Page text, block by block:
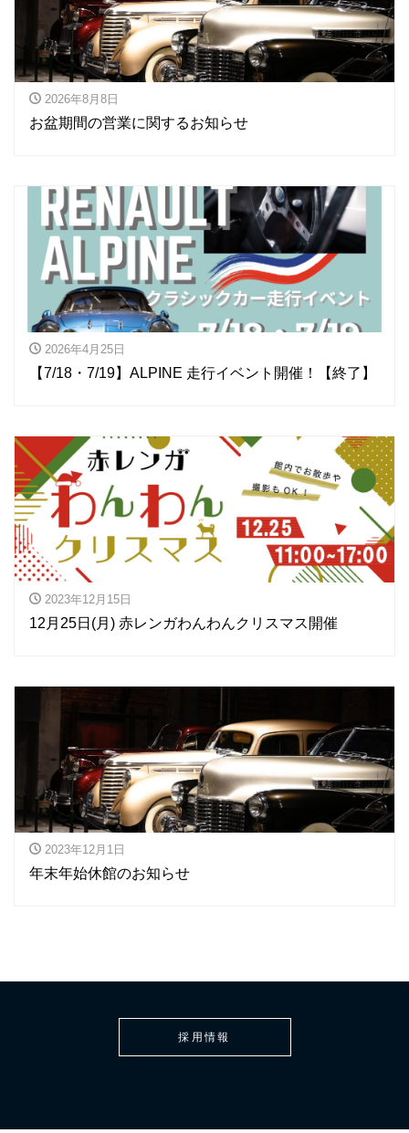
2026年8月8日
お盆期間の営業に関するお知らせ
2026年4月25日
【7/18・7/19】ALPINE 走行イベント開催！【終了】
2023年12月15日
12月25日(月) 赤レンガわんわんクリスマス開催
2023年12月1日
年末年始休館のお知らせ
採用情報